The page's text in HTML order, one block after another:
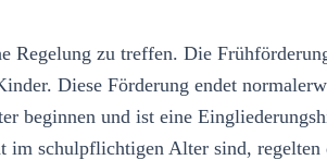
zu treffen. Die
Diese Förderung endet
beginnen und ist eine
schulpflichtigen Alter sind,